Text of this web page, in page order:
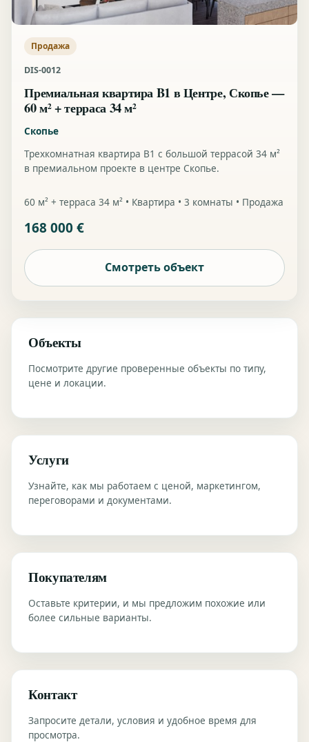
Продажа
DIS-0012
Премиальная квартира B1 в Центре, Скопье —
60 м² + терраса 34 м²
Скопье
Трехкомнатная квартира B1 с большой террасой 34 м²
в премиальном проекте в центре Скопье.
60 м² + терраса 34 м² • Квартира • 3 комнаты • Продажа
168 000 €
Смотреть объект
Объекты
Посмотрите другие проверенные объекты по типу,
цене и локации.
Услуги
Узнайте, как мы работаем с ценой, маркетингом,
переговорами и документами.
Покупателям
Оставьте критерии, и мы предложим похожие или
более сильные варианты.
Контакт
Запросите детали, условия и удобное время для
просмотра.